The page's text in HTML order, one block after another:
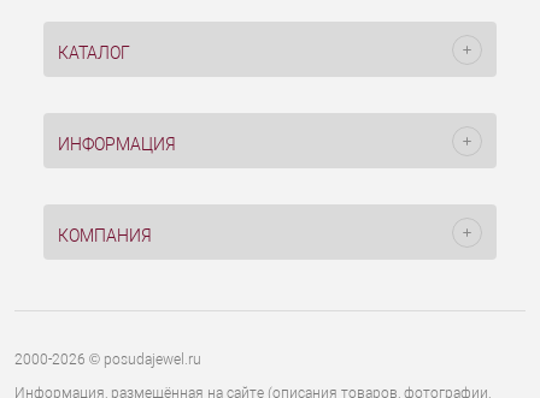
КАТАЛОГ
ИНФОРМАЦИЯ
КОМПАНИЯ
2000-2026 © posudajewel.ru
Информация, размещённая на сайте (описания товаров, фотографии,